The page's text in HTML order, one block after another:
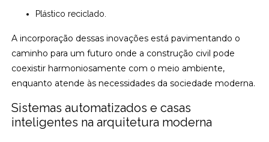
Plástico reciclado.
A incorporação dessas inovações está pavimentando o
caminho para um futuro onde a construção civil pode
coexistir harmoniosamente com o meio ambiente,
enquanto atende às necessidades da sociedade moderna.
Sistemas automatizados e casas
inteligentes na arquitetura moderna